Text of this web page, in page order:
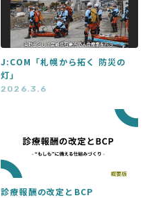
J:COM「札幌から拓く 防災の
灯」
2026.3.6
診療報酬の改定とBCP